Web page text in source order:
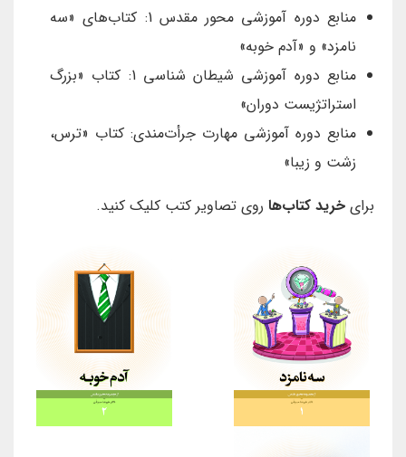
منابع دوره آموزشی محور مقدس 1: کتاب‌های «سه
نامزد» و «آدم خوبه»
منابع دوره آموزشی شیطان شناسی 1: کتاب «بزرگ
استراتژیست دوران»
منابع دوره آموزشی مهارت جرأت‌مندی: کتاب «ترس،
زشت و زیبا»
برای خرید کتاب‌ها روی تصاویر کتب کلیک کنید.